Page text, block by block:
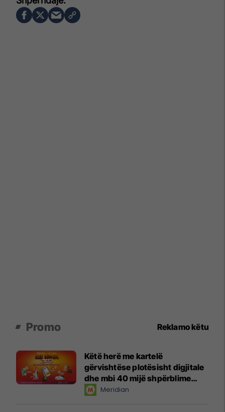
Promo Reklamo këtu
Këtë herë me kartelë
gërvishtëse plotësisht digjitale
dhe mbi 40 mijë shpërblime
instant!Meridian